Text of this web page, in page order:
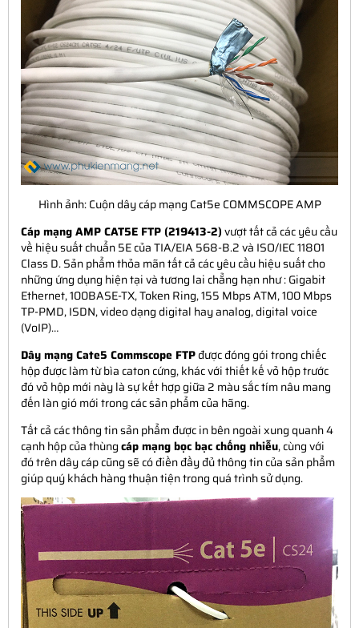
Hình ảnh: Cuộn dây cáp mạng Cat5e COMMSCOPE AMP
Cáp mạng AMP CAT5E FTP (219413-2)vượt tất cả các yêu cầu
về hiệu suất chuẩn 5E của TIA/EIA 568-B.2 và ISO/IEC 11801
Class D. Sản phẩm thỏa mãn tất cả các yêu cầu hiệu suất cho
những ứng dụng hiện tại và tương lai chẳng hạn như : Gigabit
Ethernet, 100BASE-TX, Token Ring, 155 Mbps ATM, 100 Mbps
TP-PMD, ISDN, video dạng digital hay analog, digital voice
(VoIP)…
Dây mạng Cate5 Commscope FTPđược đóng gói trong chiếc
hộp được làm từ bìa caton cứng, khác với thiết kế vỏ hộp trước
đó vỏ hộp mới này là sự kết hợp giữa 2 màu sắc tím nâu mang
đến làn gió mới trong các sản phẩm của hãng.
Tất cả các thông tin sản phẩm được in bên ngoài xung quanh 4
cạnh hộp của thùngcáp mạng bọc bạc chống nhiễu, cùng với
đó trên dây cáp cũng sẽ có điền đầy đủ thông tin của sản phẩm
giúp quý khách hàng thuận tiện trong quá trình sử dụng.